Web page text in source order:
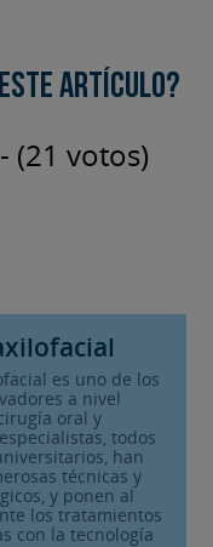
artículo?
(21 votos)
es uno de los
a nivel
oral y
todos
han
técnicas y
y ponen al
los tratamientos
con la tecnología